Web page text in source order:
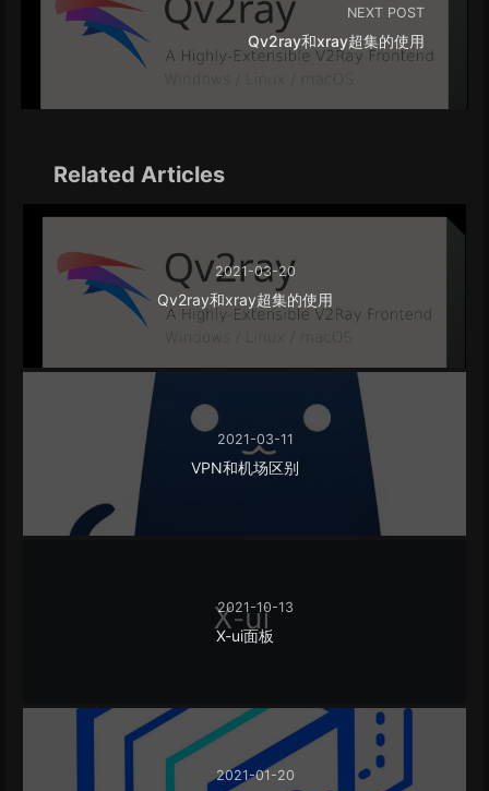
NEXT POST
Qv2ray和xray超集的使用
Related Articles
2021-03-20
Qv2ray和xray超集的使用
2021-03-11
VPN和机场区别
2021-10-13
X-ui面板
2021-01-20